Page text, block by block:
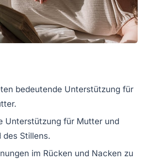
bedeutende Unterstützung für
Unterstützung für Mutter und
des Stillens.
im Rücken und Nacken zu